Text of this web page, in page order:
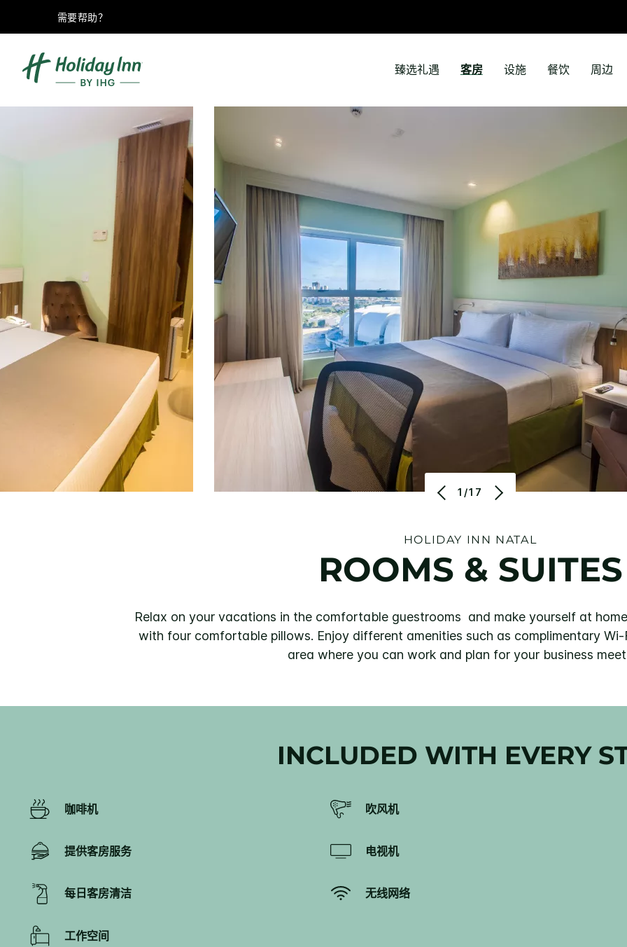
需要帮助？
臻选礼遇 客房 设施 餐饮 周边
1/17
HOLIDAY INN NATAL
ROOMS & SUITES
Relax on your vacations in the comfortable guestrooms and make yourself at
with four comfortable pillows. Enjoy different amenities such as complimentary
area where you can work and plan for your business
INCLUDED WITH EVERY
咖啡机 吹风机
提供客房服务 电视机
每日客房清洁 无线网络
工作空间